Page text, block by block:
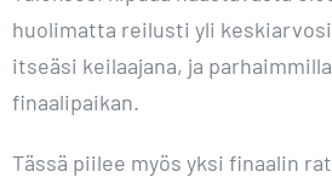
huolimatta reilusti yli
itseäsi keilaajana, ja
finaalipaikan.
Tässä piilee myös yksi finaalin